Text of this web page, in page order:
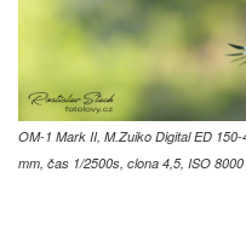
OM-1 Mark II, M.Zuiko Digital ED
mm, čas 1/2500s, clona 4,5, ISO 8000